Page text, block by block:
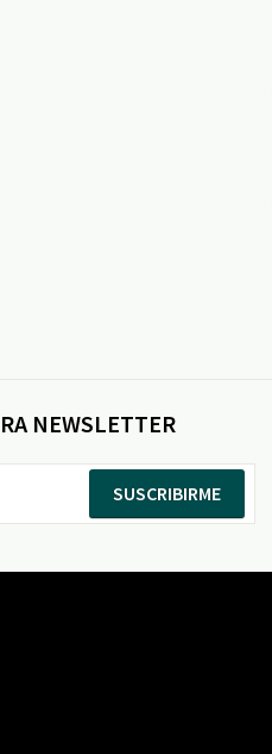
NEWSLETTER
SUSCRIBIRME